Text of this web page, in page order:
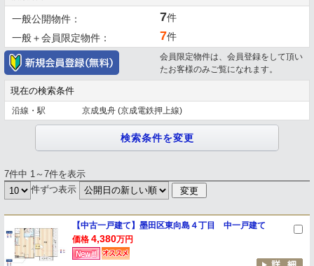
一般公開物件： 7件
一般＋会員限定物件：
7件
会員限定物件は、会員登録をして頂い
たお客様のみご覧になれます。
現在の検索条件
沿線・駅 京成曳舟 (京成電鉄押上線)
7件中 1～7件を表示
件ずつ表示
【中古一戸建て】墨田区東向島４丁目 中一戸建て
価格 4,380万円